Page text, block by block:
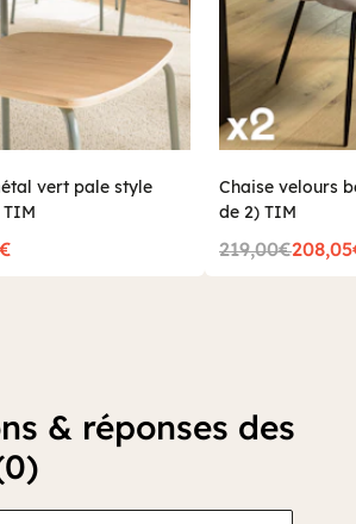
vert pale style
Chaise velours
de 2) TIM
219,00€
& réponses des